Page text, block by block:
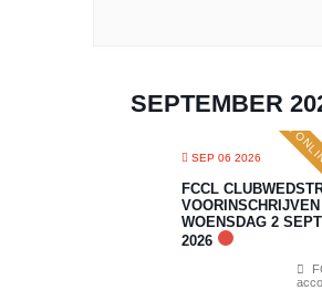
SEPTEMBER
SEP 06 2026
FCCL
WOENSDAG 2
2026